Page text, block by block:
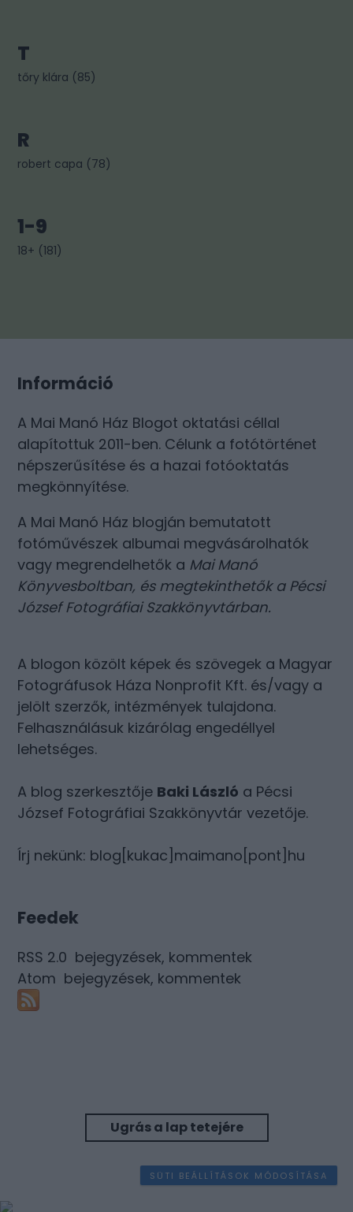
T
tőry klára (85)
R
robert capa (78)
1-9
18+ (181)
Információ
A Mai Manó Ház Blogot oktatási céllal
alapítottuk 2011-ben. Célunk a fotótörténet
népszerűsítése és a hazai fotóoktatás
megkönnyítése.
A Mai Manó Ház blogján bemutatott
fotóművészek albumai megvásárolhatók
vagy megrendelhetők a Mai Manó
Könyvesboltban, és megtekinthetők a Pécsi
József Fotográfiai Szakkönyvtárban.
A blogon közölt képek és szövegek a Magyar
Fotográfusok Háza Nonprofit Kft. és/vagy a
jelölt szerzők, intézmények tulajdona.
Felhasználásuk kizárólag engedéllyel
lehetséges.
A blog szerkesztője Baki László a Pécsi
József Fotográfiai Szakkönyvtár vezetője.
Írj nekünk: blog[kukac]maimano[pont]hu
Feedek
RSS 2.0 bejegyzések, kommentek
Atom bejegyzések, kommentek
Ugrás a lap tetejére
SÜTI BEÁLLÍTÁSOK MÓDOSÍTÁSA